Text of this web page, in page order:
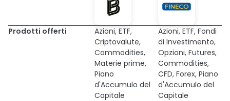
Prodotti offerti
Azioni, ETF,
Criptovalute,
Commodities,
Materie prime,
Piano
d'Accumulo del
Capitale
Azioni, ETF, Fondi
di Investimento,
Opzioni, Futures,
Commodities,
CFD, Forex, Piano
d'Accumulo del
Capitale